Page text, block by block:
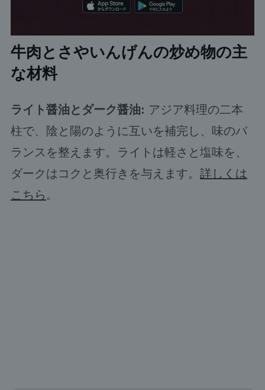
牛肉とさやいんげんの炒め物の主
な材料
ライト醤油とダーク醤油: アジア料理の二本
柱で、陰と陽のように互いを補完し、味のバ
ランスを整えます。ライトは軽さと塩味を、
ダークはコクと奥行きを与えます。 詳しくは
こちら 。